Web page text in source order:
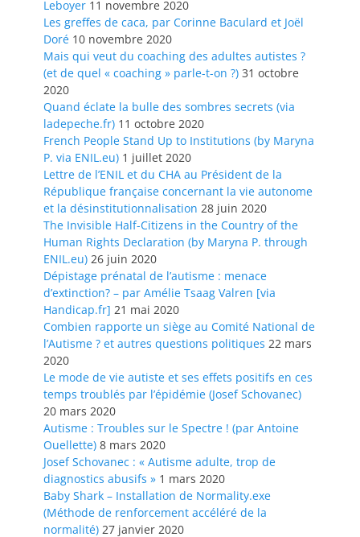
Leboyer 11 novembre 2020
Les greffes de caca, par Corinne Baculard et Joël
Doré 10 novembre 2020
Mais qui veut du coaching des adultes autistes ?
(et de quel « coaching » parle-t-on ?) 31 octobre
2020
Quand éclate la bulle des sombres secrets (via
ladepeche.fr) 11 octobre 2020
French People Stand Up to Institutions (by Maryna
P. via ENIL.eu) 1 juillet 2020
Lettre de l’ENIL et du CHA au Président de la
République française concernant la vie autonome
et la désinstitutionnalisation 28 juin 2020
The Invisible Half-Citizens in the Country of the
Human Rights Declaration (by Maryna P. through
ENIL.eu) 26 juin 2020
Dépistage prénatal de l’autisme : menace
d’extinction? – par Amélie Tsaag Valren [via
Handicap.fr] 21 mai 2020
Combien rapporte un siège au Comité National de
l’Autisme ? et autres questions politiques 22 mars
2020
Le mode de vie autiste et ses effets positifs en ces
temps troublés par l’épidémie (Josef Schovanec)
20 mars 2020
Autisme : Troubles sur le Spectre ! (par Antoine
Ouellette) 8 mars 2020
Josef Schovanec : « Autisme adulte, trop de
diagnostics abusifs » 1 mars 2020
Baby Shark – Installation de Normality.exe
(Méthode de renforcement accéléré de la
normalité) 27 janvier 2020